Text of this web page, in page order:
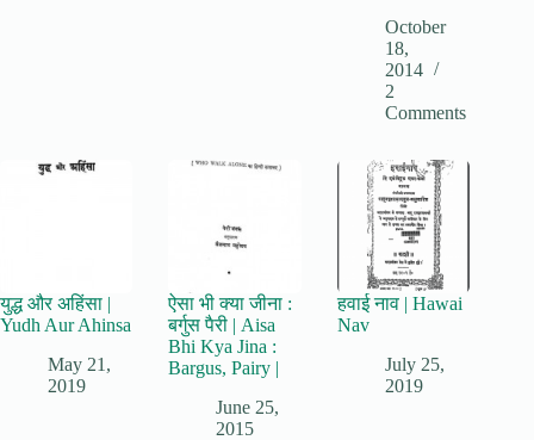
October
18,
2014
2
Comments
युद्ध और अहिंसा |
Yudh Aur Ahinsa
May 21,
2019
ऐसा भी क्या जीना :
बर्गुस पैरी | Aisa
Bhi Kya Jina :
Bargus, Pairy |
June 25,
2015
हवाई नाव | Hawai
Nav
July 25,
2019